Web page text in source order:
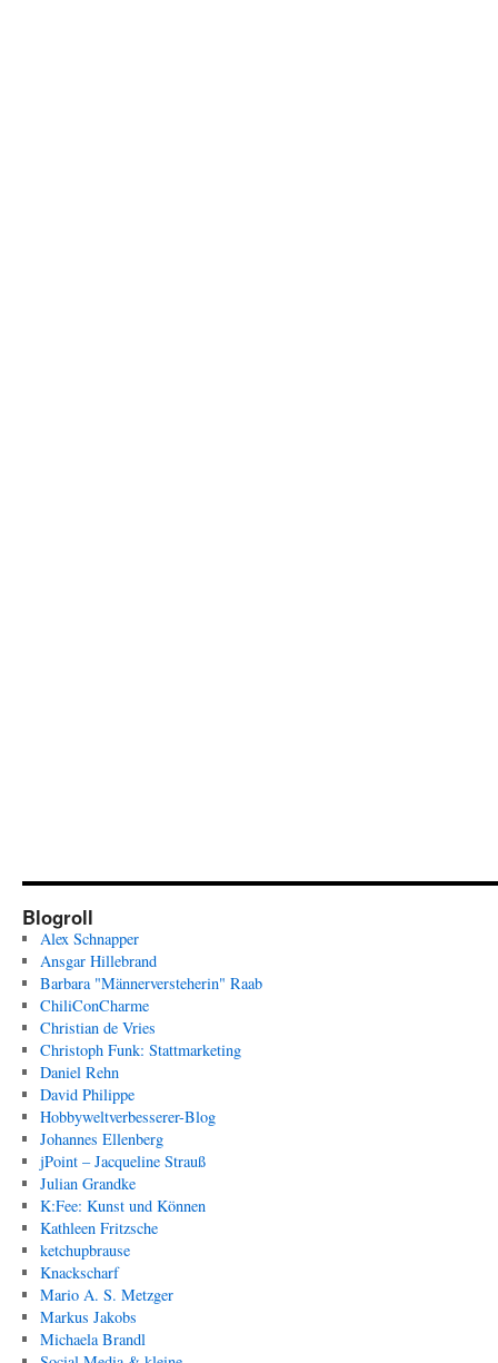
Blogroll
Alex Schnapper
Ansgar Hillebrand
Barbara "Männerversteherin" Raab
ChiliConCharme
Christian de Vries
Christoph Funk: Stattmarketing
Daniel Rehn
David Philippe
Hobbyweltverbesserer-Blog
Johannes Ellenberg
jPoint – Jacqueline Strauß
Julian Grandke
K:Fee: Kunst und Können
Kathleen Fritzsche
ketchupbrause
Knackscharf
Mario A. S. Metzger
Markus Jakobs
Michaela Brandl